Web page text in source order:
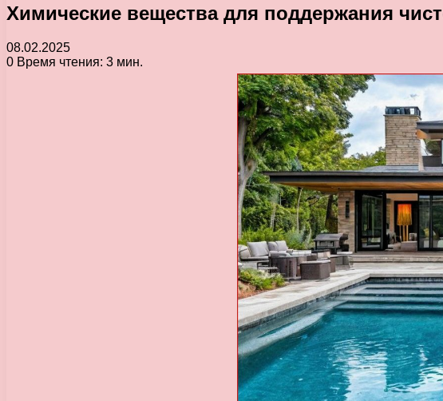
Химические вещества для поддержания
08.02.2025
0 Время чтения: 3 мин.